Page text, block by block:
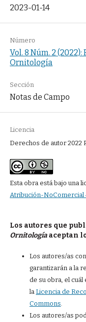
2023-01-14
Número
Vol. 8 Núm. 2
Ornitología
Sección
Notas de Campo
Licencia
Derechos de autor 2022
Esta obra está bajo una
Atribución-NoComercial
Los autores que
Ornitologíaaceptan
Los autores/as
garantizarán a la
de su obra, el
la Licencia de
Commons.
Los autores/as